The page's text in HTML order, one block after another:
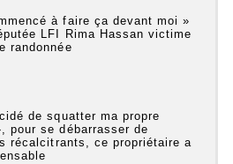
à faire ça devant moi »
LFI Rima Hassan victime
randonnée
de squatter ma propre
pour se débarrasser de
récalcitrants, ce propriétaire a